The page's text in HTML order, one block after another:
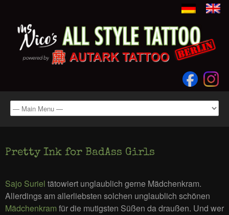
Pretty Ink for BadAss Girls
Sajo Suriel tätowiert unglaublich gerne Mädchenkram.
Allerdings am allerliebsten solchen unglaublich schönen
Mädchenkram für die mutigsten Süßen da draußen. Und wer